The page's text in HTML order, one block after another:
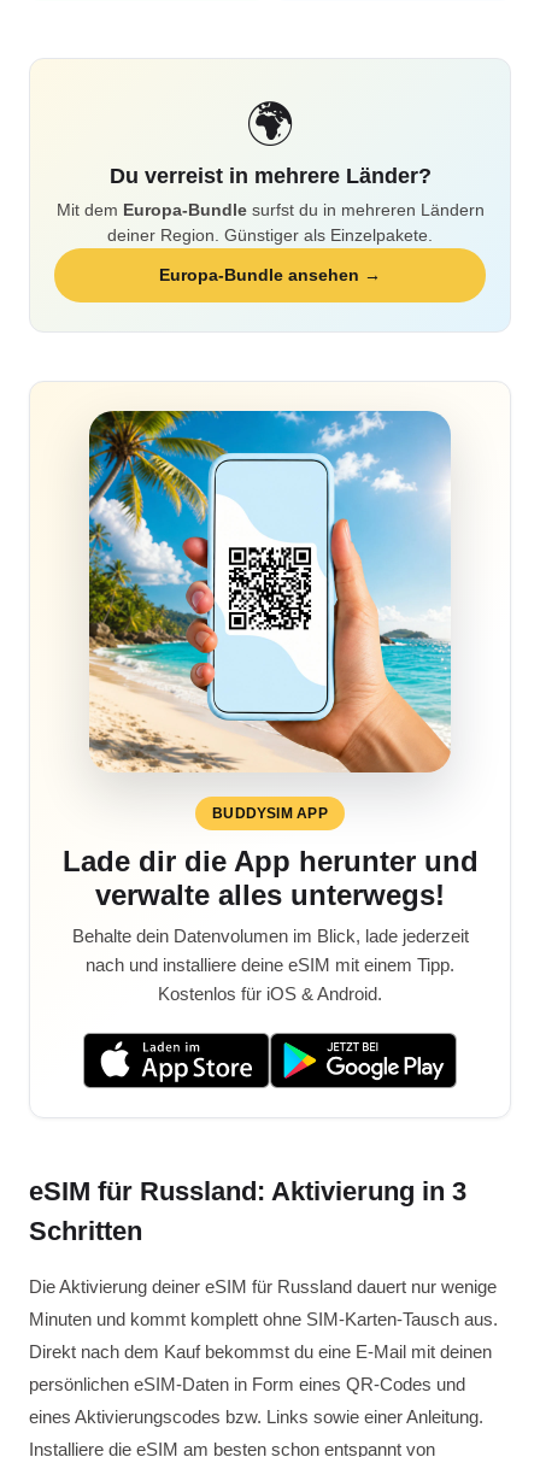
🌍
Du verreist in mehrere Länder?
Mit dem Europa-Bundlesurfst du in mehreren Ländern
deiner Region. Günstiger als Einzelpakete.
Europa-Bundle ansehen →
BUDDYSIM APP
Lade dir die App herunter und
verwalte alles unterwegs!
Behalte dein Datenvolumen im Blick, lade jederzeit
nach und installiere deine eSIM mit einem Tipp.
Kostenlos für iOS & Android.
eSIM für Russland: Aktivierung in 3
Schritten
Die Aktivierung deiner eSIM für Russland dauert nur wenige
Minuten und kommt komplett ohne SIM-Karten-Tausch aus.
Direkt nach dem Kauf bekommst du eine E-Mail mit deinen
persönlichen eSIM-Daten in Form eines QR-Codes und
eines Aktivierungscodes bzw. Links sowie einer Anleitung.
Installiere die eSIM am besten schon entspannt von